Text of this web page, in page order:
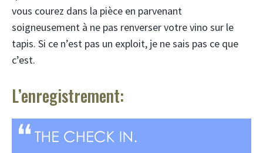
vous courez dans la pièce en parvenant
soigneusement à ne pas renverser votre vino sur le
tapis. Si ce n’est pas un exploit, je ne sais pas ce que
c’est.
L’enregistrement: